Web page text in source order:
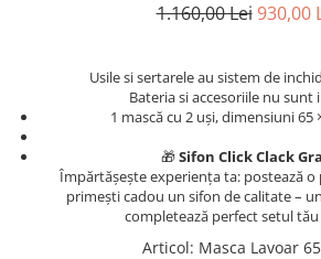
1.160,00 Lei 930,00
Usile si sertarele au sistem de
Bateria si accesoriile nu sunt
1 mască cu 2 uși, dimensiuni 65
🎁Sifon Click Clack
Împărtășește experiența ta: postează o
primești cadou un sifon de calitate –
completează perfect setul tău
Articol: Masca Lavoar